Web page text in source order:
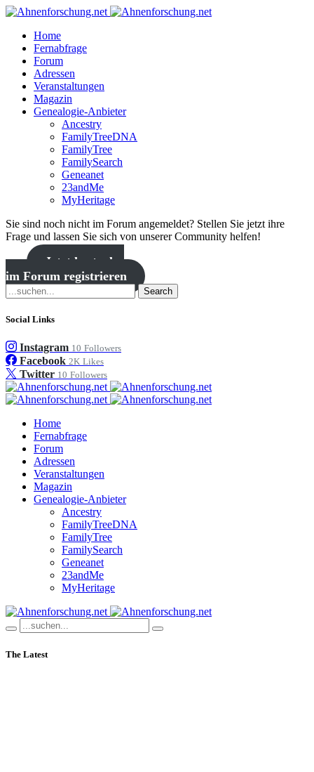
Home
Fernabfrage
Forum
Adressen
Veranstaltungen
Magazin
Genealogie-Anbieter
Ancestry
FamilyTreeDNA
FamilyTree
FamilySearch
Geneanet
23andMe
MyHeritage
Sie sind noch nicht im Forum angemeldet? Stellen Sie jetzt ihre
Frage und lassen Sie sich von unserer Community helfen!
Jetzt kostenlos
im Forum registrieren
Search
Social Links
Instagram 10 Followers
Facebook 2K Likes
Twitter 10 Followers
Home
Fernabfrage
Forum
Adressen
Veranstaltungen
Magazin
Genealogie-Anbieter
Ancestry
FamilyTreeDNA
FamilyTree
FamilySearch
Geneanet
23andMe
MyHeritage
The Latest